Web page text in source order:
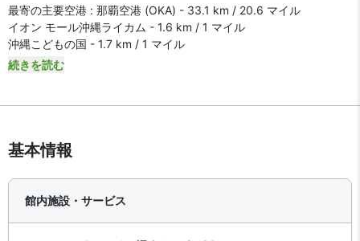
最寄の主要空港 : 那覇空港 (OKA) - 33.1 km / 20.6 マイル
イオン モール沖縄ライカム - 1.6 km / 1 マイル
沖縄こどもの国 - 1.7 km / 1 マイル
続きを読む
基本情報
館内施設・サービス